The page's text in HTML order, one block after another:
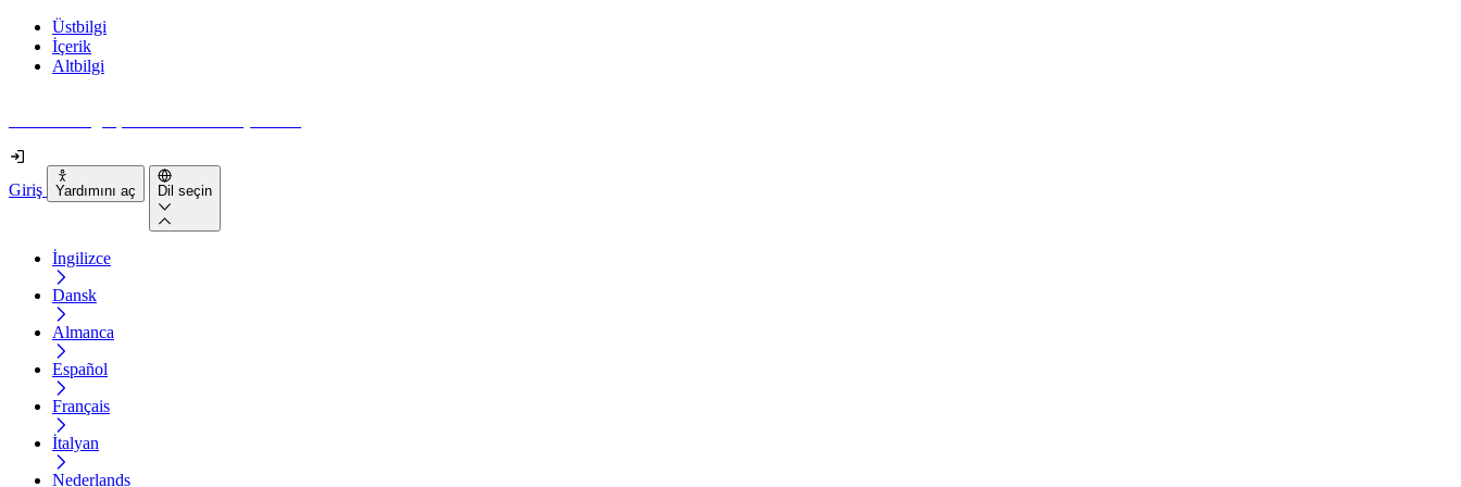
Üstbilgi
İçerik
Altbilgi
Giriş Yardımını aç Dil seçin
İngilizce
Dansk
Almanca
Español
Français
İtalyan
Nederlands